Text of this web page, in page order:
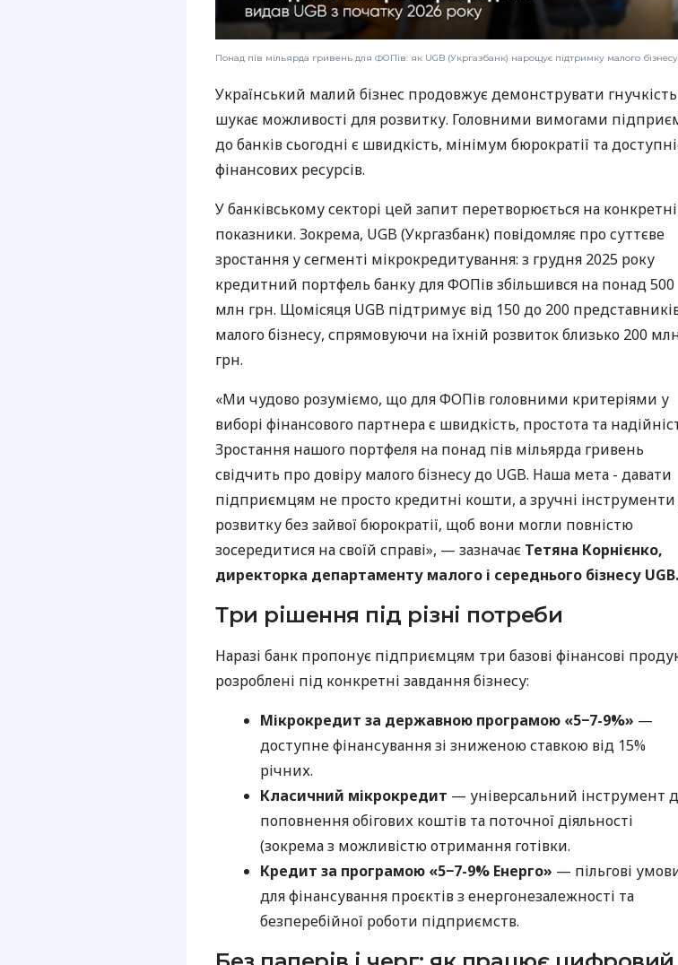
Понад пів мільярда гривень для ФОПів: як UGB (Укргазбанк) нарощує підтримку малого бізнесу
Український малий бізнес продовжує демонструвати
шукає можливості для розвитку. Головними вимогами
до банків сьогодні є швидкість, мінімум бюрократії та
фінансових ресурсів.
У банківському секторі цей запит перетворюється на конкретні
показники. Зокрема, UGB (Укргазбанк) повідомляє про суттєве
зростання у сегменті мікрокредитування: з грудня 2025 року
кредитний портфель банку для ФОПів збільшився на понад 500
млн грн. Щомісяця UGB підтримує від 150 до 200
малого бізнесу, спрямовуючи на їхній розвиток близько 200
грн.
«Ми чудово розуміємо, що для ФОПів головними критеріями у
виборі фінансового партнера є швидкість, простота та
Зростання нашого портфеля на понад пів мільярда гривень
свідчить про довіру малого бізнесу до UGB. Наша мета - давати
підприємцям не просто кредитні кошти, а зручні
розвитку без зайвої бюрократії, щоб вони могли повністю
зосередитися на своїй справі», — зазначає Тетяна Корнієнко,
директорка департаменту малого і середнього бізнесу UGB.
Три рішення під різні потреби
Наразі банк пропонує підприємцям три базові фінансові
розроблені під конкретні завдання бізнесу:
Мікрокредит за державною програмою «5−7-9%» —
доступне фінансування зі зниженою ставкою від 15%
річних.
Класичний мікрокредит — універсальний інструмент
поповнення обігових коштів та поточної діяльності
(зокрема з можливістю отримання готівки.
Кредит за програмою «5−7-9% Енерго» — пільгові
для фінансування проєктів з енергонезалежності та
безперебійної роботи підприємств.